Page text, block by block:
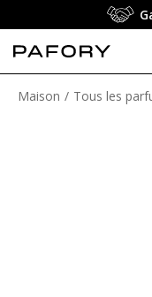
Maison Tous les